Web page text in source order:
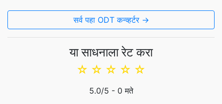
सर्व पहा ODT कन्व्हर्टर →
या साधनाला रेट करा
☆
☆
☆
☆
☆
5.0/5 - 0 मते